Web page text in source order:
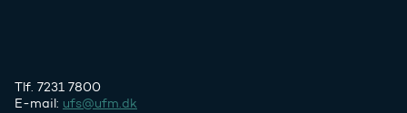
Tlf. 7231 7800
E-mail: ufs@ufm.dk